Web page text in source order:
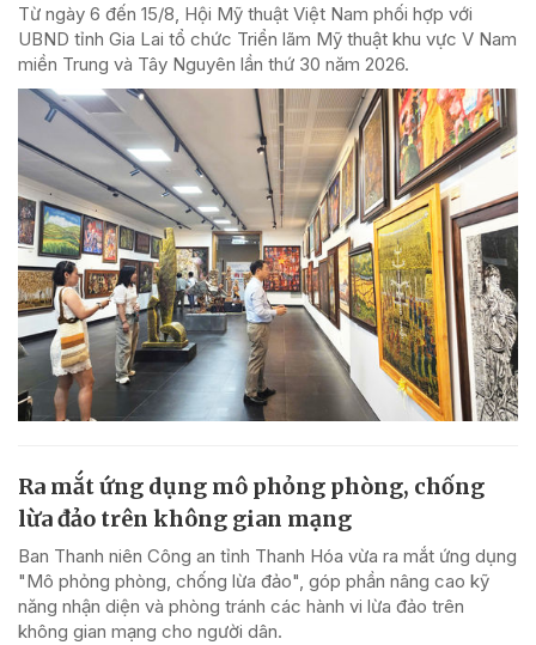
Từ ngày 6 đến 15/8, Hội Mỹ thuật Việt Nam phối hợp với
UBND tỉnh Gia Lai tổ chức Triển lãm Mỹ thuật khu vực V Nam
miền Trung và Tây Nguyên lần thứ 30 năm 2026.
Ra mắt ứng dụng mô phỏng phòng, chống
lừa đảo trên không gian mạng
Ban Thanh niên Công an tỉnh Thanh Hóa vừa ra mắt ứng dụng
"Mô phỏng phòng, chống lừa đảo", góp phần nâng cao kỹ
năng nhận diện và phòng tránh các hành vi lừa đảo trên
không gian mạng cho người dân.